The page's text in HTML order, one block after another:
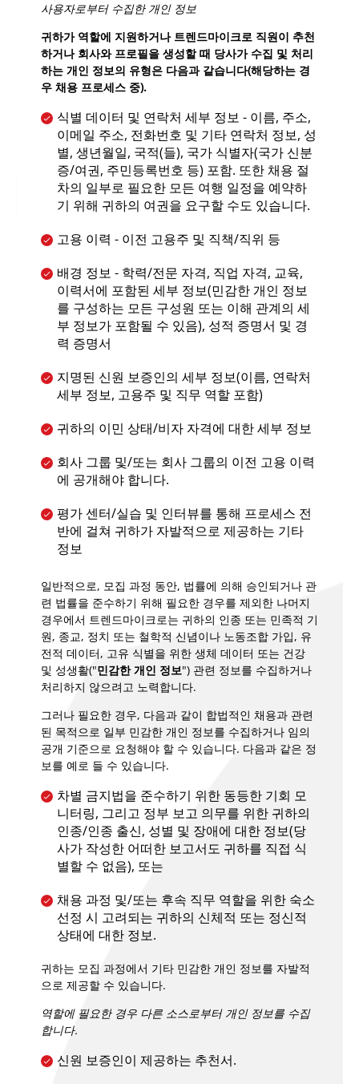
사용자로부터 수집한 개인 정보
귀하가 역할에 지원하거나 트렌드마이크로 직원이 추천
하거나 회사와 프로필을 생성할 때 당사가 수집 및 처리
하는 개인 정보의 유형은 다음과 같습니다(해당하는 경
우 채용 프로세스 중).
식별 데이터 및 연락처 세부 정보 - 이름, 주소,
이메일 주소, 전화번호 및 기타 연락처 정보, 성
별, 생년월일, 국적(들), 국가 식별자(국가 신분
증/여권, 주민등록번호 등) 포함. 또한 채용 절
차의 일부로 필요한 모든 여행 일정을 예약하
기 위해 귀하의 여권을 요구할 수도 있습니다.
고용 이력 - 이전 고용주 및 직책/직위 등
배경 정보 - 학력/전문 자격, 직업 자격, 교육,
이력서에 포함된 세부 정보(민감한 개인 정보
를 구성하는 모든 구성원 또는 이해 관계의 세
부 정보가 포함될 수 있음), 성적 증명서 및 경
력 증명서
지명된 신원 보증인의 세부 정보(이름, 연락처
세부 정보, 고용주 및 직무 역할 포함)
귀하의 이민 상태/비자 자격에 대한 세부 정보
회사 그룹 및/또는 회사 그룹의 이전 고용 이력
에 공개해야 합니다.
평가 센터/실습 및 인터뷰를 통해 프로세스 전
반에 걸쳐 귀하가 자발적으로 제공하는 기타
정보
일반적으로, 모집 과정 동안, 법률에 의해 승인되거나 관
련 법률을 준수하기 위해 필요한 경우를 제외한 나머지
경우에서 트렌드마이크로는 귀하의 인종 또는 민족적 기
원, 종교, 정치 또는 철학적 신념이나 노동조합 가입, 유
전적 데이터, 고유 식별을 위한 생체 데이터 또는 건강
및 성생활("민감한 개인 정보") 관련 정보를 수집하거나
처리하지 않으려고 노력합니다.
그러나 필요한 경우, 다음과 같이 합법적인 채용과 관련
된 목적으로 일부 민감한 개인 정보를 수집하거나 임의
공개 기준으로 요청해야 할 수 있습니다. 다음과 같은 정
보를 예로 들 수 있습니다.
차별 금지법을 준수하기 위한 동등한 기회 모
니터링, 그리고 정부 보고 의무를 위한 귀하의
인종/인종 출신, 성별 및 장애에 대한 정보(당
사가 작성한 어떠한 보고서도 귀하를 직접 식
별할 수 없음), 또는
채용 과정 및/또는 후속 직무 역할을 위한 숙소
선정 시 고려되는 귀하의 신체적 또는 정신적
상태에 대한 정보.
귀하는 모집 과정에서 기타 민감한 개인 정보를 자발적
으로 제공할 수 있습니다.
역할에 필요한 경우 다른 소스로부터 개인 정보를 수집
합니다.
신원 보증인이 제공하는 추천서.